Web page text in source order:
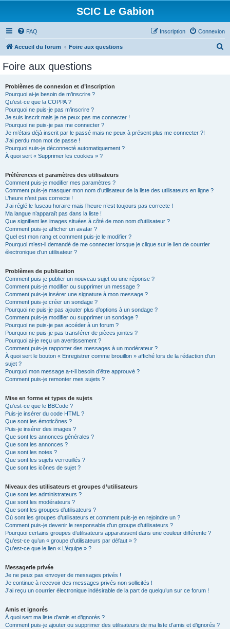
SCIC Le Gabion
FAQ Connexion
Inscription
Accueil du forum Foire aux questions
Foire aux questions
Problèmes de connexion et d’inscription
Pourquoi ai-je besoin de m’inscrire ?
Qu’est-ce que la COPPA ?
Pourquoi ne puis-je pas m’inscrire ?
Je suis inscrit mais je ne peux pas me connecter !
Pourquoi ne puis-je pas me connecter ?
Je m’étais déjà inscrit par le passé mais ne peux à présent plus me connecter ?!
J’ai perdu mon mot de passe !
Pourquoi suis-je déconnecté automatiquement ?
À quoi sert « Supprimer les cookies » ?
Préférences et paramètres des utilisateurs
Comment puis-je modifier mes paramètres ?
Comment puis-je masquer mon nom d’utilisateur de la liste des utilisateurs en ligne ?
L’heure n’est pas correcte !
J’ai réglé le fuseau horaire mais l’heure n’est toujours pas correcte !
Ma langue n’apparaît pas dans la liste !
Que signifient les images situées à côté de mon nom d’utilisateur ?
Comment puis-je afficher un avatar ?
Quel est mon rang et comment puis-je le modifier ?
Pourquoi m’est-il demandé de me connecter lorsque je clique sur le lien de courrier
électronique d’un utilisateur ?
Problèmes de publication
Comment puis-je publier un nouveau sujet ou une réponse ?
Comment puis-je modifier ou supprimer un message ?
Comment puis-je insérer une signature à mon message ?
Comment puis-je créer un sondage ?
Pourquoi ne puis-je pas ajouter plus d’options à un sondage ?
Comment puis-je modifier ou supprimer un sondage ?
Pourquoi ne puis-je pas accéder à un forum ?
Pourquoi ne puis-je pas transférer de pièces jointes ?
Pourquoi ai-je reçu un avertissement ?
Comment puis-je rapporter des messages à un modérateur ?
À quoi sert le bouton « Enregistrer comme brouillon » affiché lors de la rédaction d’un
sujet ?
Pourquoi mon message a-t-il besoin d’être approuvé ?
Comment puis-je remonter mes sujets ?
Mise en forme et types de sujets
Qu’est-ce que le BBCode ?
Puis-je insérer du code HTML ?
Que sont les émoticônes ?
Puis-je insérer des images ?
Que sont les annonces générales ?
Que sont les annonces ?
Que sont les notes ?
Que sont les sujets verrouillés ?
Que sont les icônes de sujet ?
Niveaux des utilisateurs et groupes d’utilisateurs
Que sont les administrateurs ?
Que sont les modérateurs ?
Que sont les groupes d’utilisateurs ?
Où sont les groupes d’utilisateurs et comment puis-je en rejoindre un ?
Comment puis-je devenir le responsable d’un groupe d’utilisateurs ?
Pourquoi certains groupes d’utilisateurs apparaissent dans une couleur différente ?
Qu’est-ce qu’un « groupe d’utilisateurs par défaut » ?
Qu’est-ce que le lien « L’équipe » ?
Messagerie privée
Je ne peux pas envoyer de messages privés !
Je continue à recevoir des messages privés non sollicités !
J’ai reçu un courrier électronique indésirable de la part de quelqu’un sur ce forum !
Amis et ignorés
À quoi sert ma liste d’amis et d’ignorés ?
Comment puis-je ajouter ou supprimer des utilisateurs de ma liste d’amis et d’ignorés ?